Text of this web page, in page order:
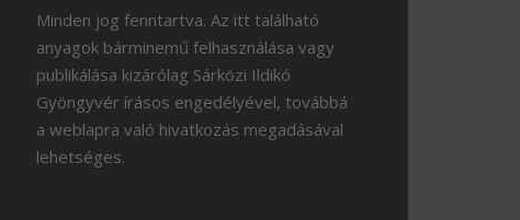
Minden jog fenntartva. Az itt található
anyagok bárminemű felhasználása vagy
publikálása kizárólag Sárközi Ildikó
Gyöngyvér írásos engedélyével, továbbá
a weblapra való hivatkozás megadásával
lehetséges.